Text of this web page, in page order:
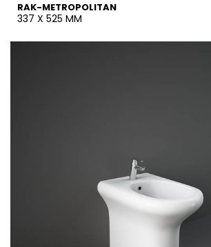
RAK-METROPOLITAN
337 X 525 MM